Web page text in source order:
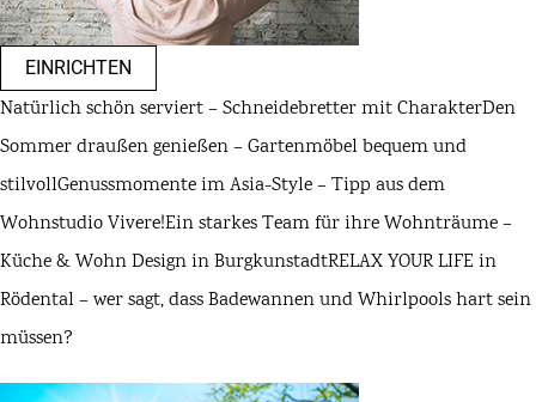
EINRICHTEN
Natürlich schön serviert – Schneidebretter mit CharakterDen
Sommer draußen genießen – Gartenmöbel bequem und
stilvollGenussmomente im Asia-Style – Tipp aus dem
Wohnstudio Vivere!Ein starkes Team für ihre Wohnträume –
Küche & Wohn Design in BurgkunstadtRELAX YOUR LIFE in
Rödental – wer sagt, dass Badewannen und Whirlpools hart sein
müssen?